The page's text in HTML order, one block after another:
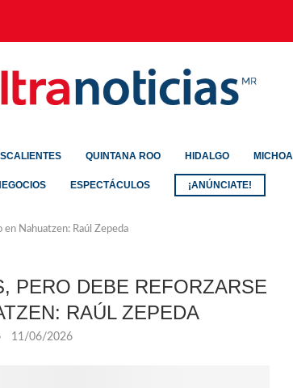
QUINTANA ROO HIDALGO
ESPECTÁCULOS ¡ANÚNCIATE!
Nahuatzen: Raúl Zepeda
PERO DEBE REFORZARSE
RAÚL ZEPEDA
11/06/2026